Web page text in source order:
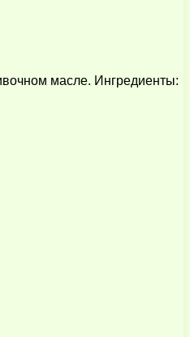
масле. Ингредиенты: